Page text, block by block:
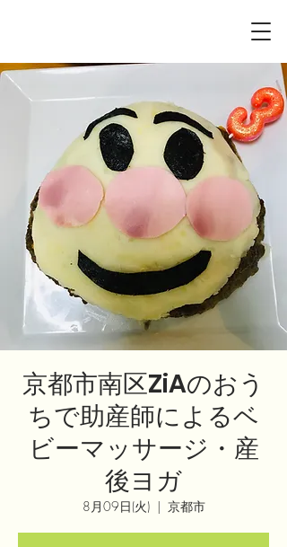
京都市南区ZiAのおう
ちで助産師によるベ
ビーマッサージ・産
後ヨガ
8月09日(火)
  |
京都市